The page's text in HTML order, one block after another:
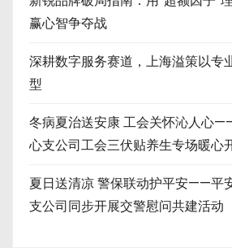
赢心智争夺战
深耕数字服务赛道，上海溢策以专
型
冬病夏治送安康 工会关怀沁人心
心支公司工会三伏贴养生专场暖心
夏日送清凉 警保联动护平安——平
支公司同步开展交警慰问共建活动